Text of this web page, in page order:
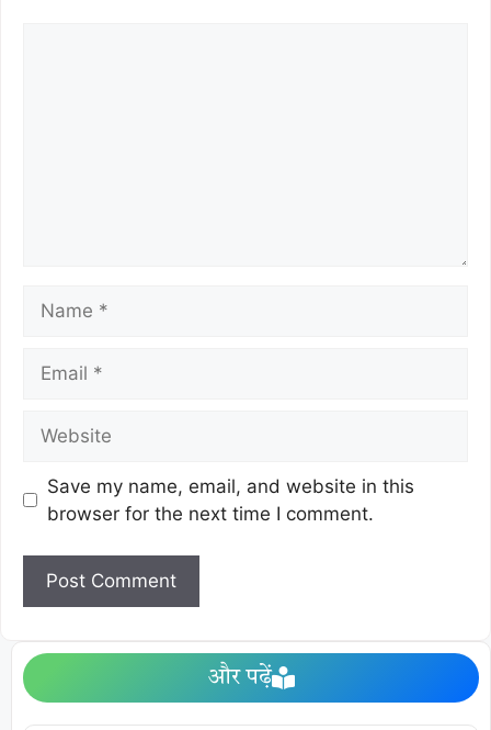
Save my name, email, and website in this
browser for the next time I comment.
और पढ़ें